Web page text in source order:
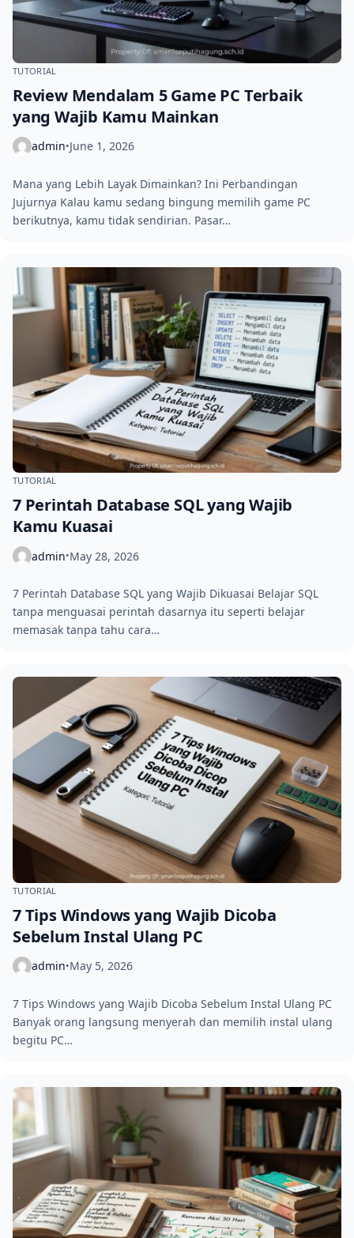
TUTORIAL
Review Mendalam 5 Game PC Terbaik
yang Wajib Kamu Mainkan
admin•June 1, 2026
Mana yang Lebih Layak Dimainkan? Ini Perbandingan
Jujurnya Kalau kamu sedang bingung memilih game PC
berikutnya, kamu tidak sendirian. Pasar…
TUTORIAL
7 Perintah Database SQL yang Wajib
Kamu Kuasai
admin•May 28, 2026
7 Perintah Database SQL yang Wajib Dikuasai Belajar SQL
tanpa menguasai perintah dasarnya itu seperti belajar
memasak tanpa tahu cara…
TUTORIAL
7 Tips Windows yang Wajib Dicoba
Sebelum Instal Ulang PC
admin•May 5, 2026
7 Tips Windows yang Wajib Dicoba Sebelum Instal Ulang PC
Banyak orang langsung menyerah dan memilih instal ulang
begitu PC…